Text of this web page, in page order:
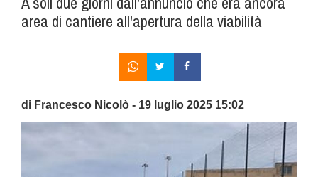
area di cantiere all'apertura della viabilità
di Francesco Nicolò - 19 luglio 2025 15:02